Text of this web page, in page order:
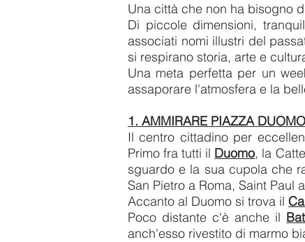
Una città che non ha bisogno
Di piccole dimensioni,
associati nomi illustri del
si respirano storia, arte e
Una meta perfetta per un
assaporare l'atmosfera e la
1. AMMIRARE PIAZZA
Il centro cittadino per
Primo fra tutti il Duomo, la
sguardo e la sua cupola che
San Pietro a Roma, Saint Paul
Accanto al Duomo si trova il
Poco distante c'è anche il
anch'esso rivestito di marmo